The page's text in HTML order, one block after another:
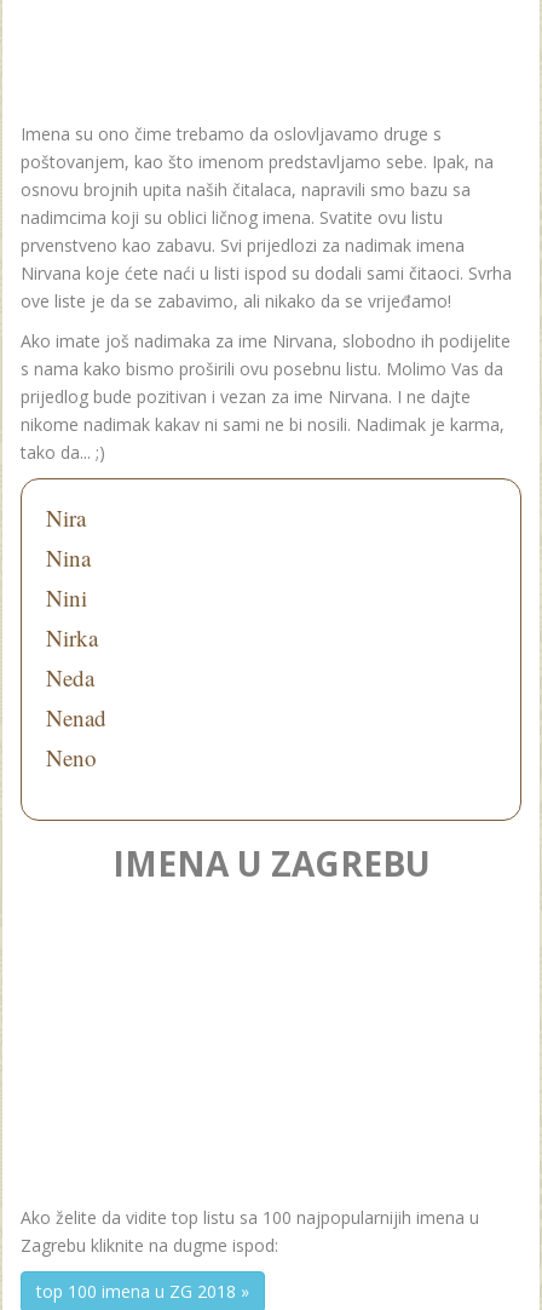
Imena su ono čime trebamo da oslovljavamo druge s
poštovanjem, kao što imenom predstavljamo sebe. Ipak, na
osnovu brojnih upita naših čitalaca, napravili smo bazu sa
nadimcima koji su oblici ličnog imena. Svatite ovu listu
prvenstveno kao zabavu. Svi prijedlozi za nadimak imena
Nirvana koje ćete naći u listi ispod su dodali sami čitaoci. Svrha
ove liste je da se zabavimo, ali nikako da se vrijeđamo!
Ako imate još nadimaka za ime Nirvana, slobodno ih podijelite
s nama kako bismo proširili ovu posebnu listu. Molimo Vas da
prijedlog bude pozitivan i vezan za ime Nirvana. I ne dajte
nikome nadimak kakav ni sami ne bi nosili. Nadimak je karma,
tako da... ;)
Nira
Nina
Nini
Nirka
Neda
Nenad
Neno
IMENA U ZAGREBU
Ako želite da vidite top listu sa 100 najpopularnijih imena u
Zagrebu kliknite na dugme ispod:
top 100 imena u ZG 2018 »